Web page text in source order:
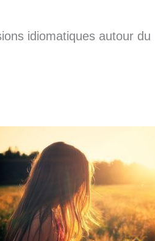
idiomatiques autour du